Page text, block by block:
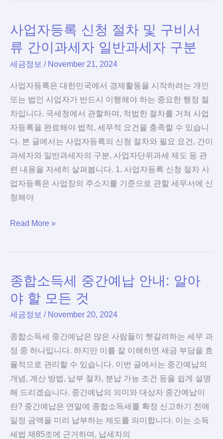
계
좌
종
류
산
세
정
의,
과
세
대
상,
납
부
시
기
사업자등록 신청 절차 및 구비서
류 간이과세자 일반과세자 구분
세금정보 / November 21, 2024
사업자등록은 대한민국에서 경제활동을 시작하려는 개인
또는 법인 사업자가 반드시 이행해야 하는 중요한 행정 절
차입니다. 국세청에서 관할하며, 적법한 절차를 거쳐 사업
자등록을 완료해야 법적, 세무적 요건을 충족할 수 있습니
다. 본 글에서는 사업자등록의 신청 절차와 필요 요건, 간이
과세자와 일반과세자의 구분, 사업자단위과세 제도 등 관
련 내용을 자세히 살펴봅니다. 1. 사업자등록 신청 절차 사
업자등록은 사업장의 주소지를 기준으로 관할 세무서에 신
청해야
사
자
록
신
절
차
및
구
비
서
류
간
이
Read More »
종합소득세 중간예납 안내: 알아
야 할 모든 것
세금정보 / November 20, 2024
종합소득세 중간예납은 많은 사람들이 헷갈려하는 세무 과
정 중 하나입니다. 하지만 이를 잘 이해하면 세금 부담을 효
율적으로 관리할 수 있습니다. 이번 글에서는 중간예납의
개념, 계산 방법, 납부 절차, 분납 가능 조건 등을 쉽게 설명
해 드리겠습니다. 중간예납의 의미와 대상자 중간예납이
란? 중간예납은 연말에 종합소득세를 확정 신고하기 전에
일정 금액을 미리 납부하는 제도를 의미합니다. 이는 소득
세법 제85조에 근거하며, 납세자의